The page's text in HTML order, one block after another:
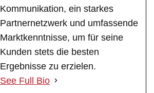
Kommunikation, ein starkes
Partnernetzwerk und umfassende
Marktkenntnisse, um für seine
Kunden stets die besten
Ergebnisse zu erzielen.
See Full Bio